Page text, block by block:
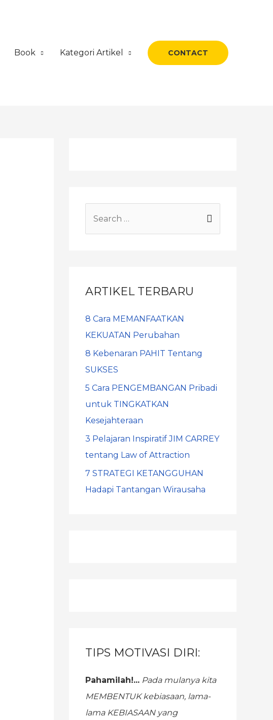
Book Kategori Artikel CONTACT
ARTIKEL TERBARU
8 Cara MEMANFAATKAN
KEKUATAN Perubahan
8 Kebenaran PAHIT Tentang
SUKSES
5 Cara PENGEMBANGAN Pribadi
untuk TINGKATKAN
Kesejahteraan
3 Pelajaran Inspiratif JIM CARREY
tentang Law of Attraction
7 STRATEGI KETANGGUHAN
Hadapi Tantangan Wirausaha
TIPS MOTIVASI DIRI:
Pahamilah!... Pada mulanya kita
MEMBENTUK kebiasaan, lama-
lama KEBIASAAN yang